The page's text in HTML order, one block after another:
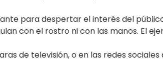
para despertar el interés del
con el rostro ni con las manos. El
de televisión, o en las redes